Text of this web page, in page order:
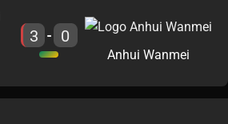
3 - 0
Anhui Wanmei